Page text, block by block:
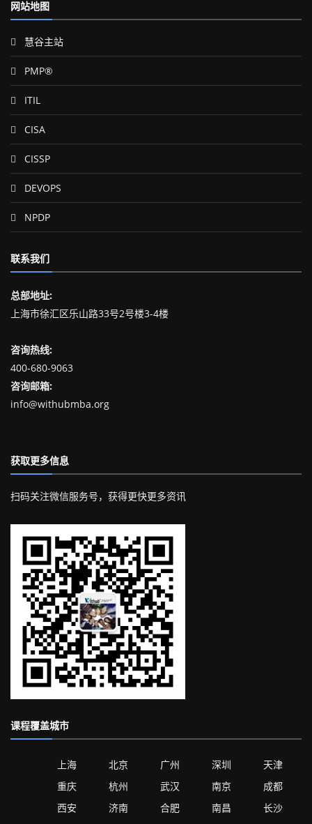
网站地图
慧谷主站
PMP®
ITIL
CISA
CISSP
DEVOPS
NPDP
联系我们
总部地址:
上海市徐汇区乐山路33号2号楼3-4楼
咨询热线:
400-680-9063
咨询邮箱:
info@withubmba.org
获取更多信息
扫码关注微信服务号，获得更快更多资讯
课程覆盖城市
上海 北京 广州 深圳
天津
重庆
杭州 武汉 南京
成都
西安
济南 合肥 南昌
长沙